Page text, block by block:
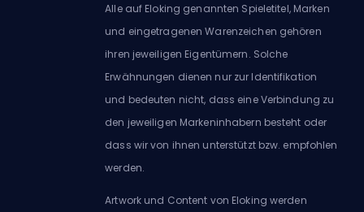
Alle auf Eloking genannten Spieletitel, Marken
und eingetragenen Warenzeichen gehören
ihren jeweiligen Eigentümern. Solche
Erwähnungen dienen nur zur Identifikation
und bedeuten nicht, dass eine Verbindung zu
den jeweiligen Markeninhabern besteht oder
dass wir von ihnen unterstützt bzw. empfohlen
werden.
Artwork und Content von Eloking werden